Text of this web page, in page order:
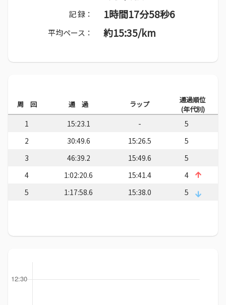
記 録： 1時間17分58秒6
平均ペース： 約15:35/km
周 回 通 過 ラップ
通過順位
(年代別)
1 15:23.1 -
5
2
30:49.6 15:26.5
5
3
46:39.2 15:49.6
5
4
1:02:20.6 15:41.4
4
5
1:17:58.6 15:38.0 5